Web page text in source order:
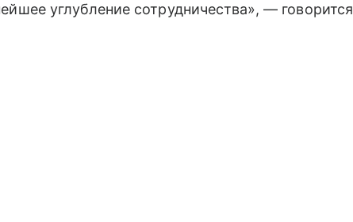
углубление сотрудничества», — говорится